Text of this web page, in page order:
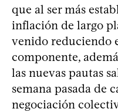
que al ser más
inflación de largo
venido reduciendo
componente,
las nuevas pautas
semana pasada de
negociación